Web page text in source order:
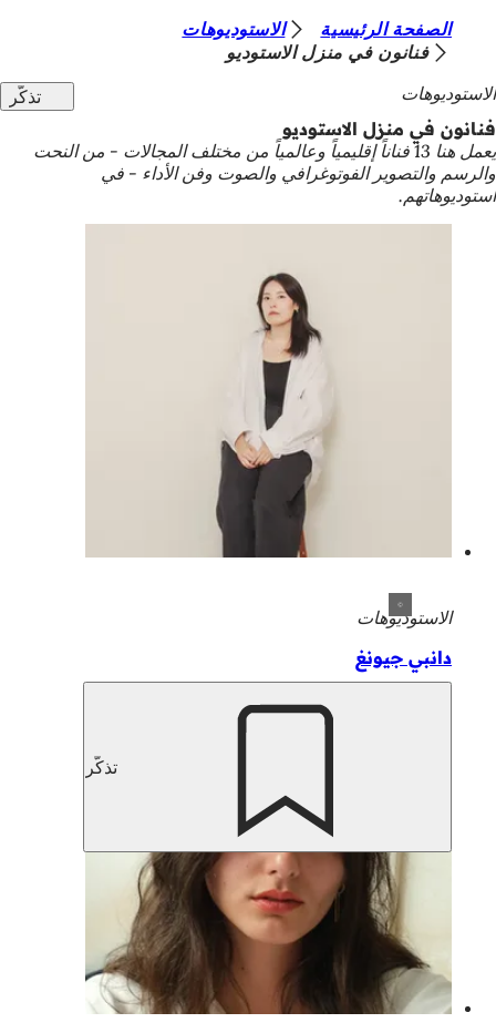
الانتقال إلى المحتوى
ت
ه
ن
ا
الصفحة الرئيسية
الاستوديوهات
فنانون في منزل الاستوديو
الاستوديوهات
تذكّر
فنانون في منزل الاستوديو
يعمل هنا 13 فناناً إقليمياً وعالمياً من مختلف المجالات - من النحت
والرسم والتصوير الفوتوغرافي والصوت وفن الأداء - في
استوديوهاتهم.
الاستوديوهات
دانبي جيونغ
تذكّر